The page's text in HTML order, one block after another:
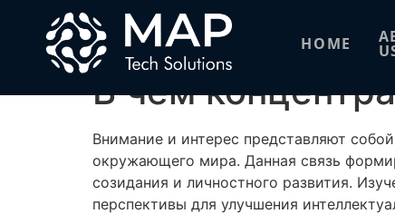
HOME
В чем
В чем
Внимание и интерес представляют
окружающего мира. Данная связь
созидания и личностного развития.
перспективы для улучшения